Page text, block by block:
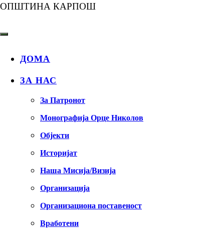
ОПШТИНА КАРПОШ
ДОМА
ЗА НАС
За Патронот
Монографија Орце Николов
Објекти
Историјат
Наша Мисија/Визија
Организација
Организациона поставеност
Вработени